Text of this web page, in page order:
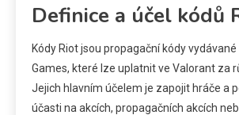
Definice a účel kódů
Kódy Riot jsou propagační kódy
Games, které lze uplatnit ve Valorant za
Jejich hlavním účelem je zapojit hráče a
účasti na akcích, propagačních akcích